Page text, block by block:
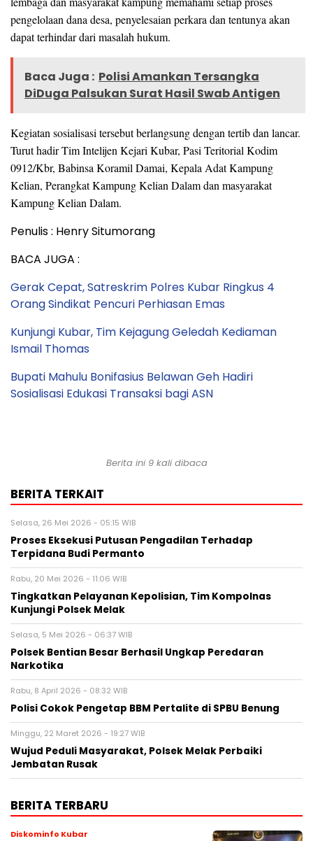
pengelolaan dana desa, penyelesaian perkara dan tentunya akan
dapat terhindar dari masalah hukum.
Baca Juga : Polisi Amankan Tersangka
DiDuga Palsukan Surat Hasil Swab Antigen
Kegiatan sosialisasi tersebut berlangsung dengan tertib dan lancar.
Turut hadir Tim Intelijen Kejari Kubar, Pasi Teritorial Kodim
0912/Kbr, Babinsa Koramil Damai, Kepala Adat Kampung
Kelian, Perangkat Kampung Kelian Dalam dan masyarakat
Kampung Kelian Dalam.
Penulis : Henry Situmorang
BACA JUGA :
Gerak Cepat, Satreskrim Polres Kubar Ringkus 4
Orang Sindikat Pencuri Perhiasan Emas
Kunjungi Kubar, Tim Kejagung Geledah Kediaman
Ismail Thomas
Bupati Mahulu Bonifasius Belawan Geh Hadiri
Sosialisasi Edukasi Transaksi bagi ASN
Berita ini 9 kali dibaca
BERITA TERKAIT
Selasa, 26 Mei 2026 - 05:15 WIB
Proses Eksekusi Putusan Pengadilan Terhadap
Terpidana Budi Permanto
Rabu, 20 Mei 2026 - 11:06 WIB
Tingkatkan Pelayanan Kepolisian, Tim Kompolnas
Kunjungi Polsek Melak
Selasa, 5 Mei 2026 - 06:37 WIB
Polsek Bentian Besar Berhasil Ungkap Peredaran
Narkotika
Rabu, 8 April 2026 - 08:32 WIB
Polisi Cokok Pengetap BBM Pertalite di SPBU Benung
Minggu, 22 Maret 2026 - 19:27 WIB
Wujud Peduli Masyarakat, Polsek Melak Perbaiki
Jembatan Rusak
BERITA TERBARU
Diskominfo Kubar